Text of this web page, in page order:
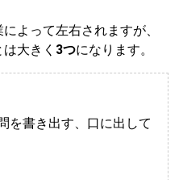
よって左右されますが、
大きく 3つになります。
を書き出す、口に出して